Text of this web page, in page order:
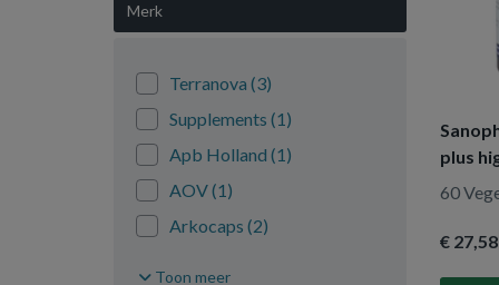
Mineralen multi
Mycotherapie
Paddestoelen
Overig sport
Overig
vitaminen/mineralen
Overige
Merk
Terranova (3)
Supplements (1)
Apb Holland (1)
AOV(1)
Arkocaps (2)
Toon meer
plus
60
€ 27,58